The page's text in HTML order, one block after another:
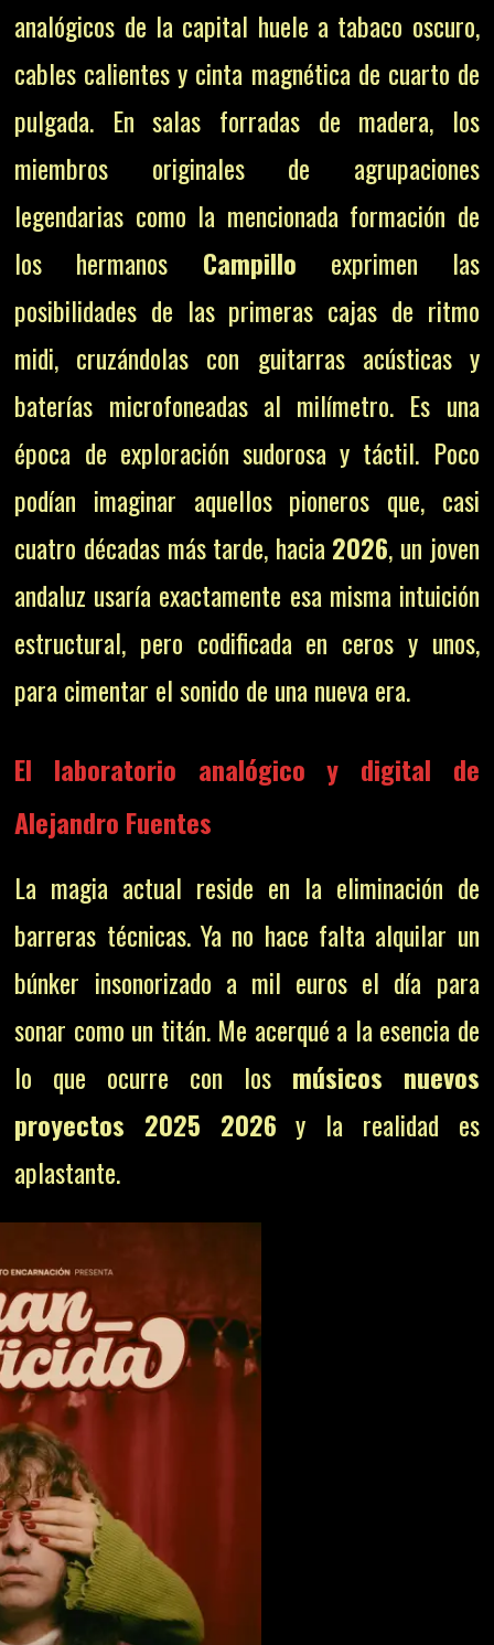
analógicos de la capital huele a tabaco oscuro,
cables calientes y cinta magnética de cuarto de
pulgada. En salas forradas de madera, los
miembros originales de agrupaciones
legendarias como la mencionada formación de
los hermanos Campillo exprimen las
posibilidades de las primeras cajas de ritmo
midi, cruzándolas con guitarras acústicas y
baterías microfoneadas al milímetro. Es una
época de exploración sudorosa y táctil. Poco
podían imaginar aquellos pioneros que, casi
cuatro décadas más tarde, hacia 2026, un joven
andaluz usaría exactamente esa misma intuición
estructural, pero codificada en ceros y unos,
para cimentar el sonido de una nueva era.
El laboratorio analógico y digital de
Alejandro Fuentes
La magia actual reside en la eliminación de
barreras técnicas. Ya no hace falta alquilar un
búnker insonorizado a mil euros el día para
sonar como un titán. Me acerqué a la esencia de
lo que ocurre con los músicos nuevos
proyectos 2025 2026 y la realidad es
aplastante.